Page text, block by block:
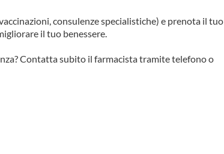
consulenze specialistiche) e prenota il tuo
il tuo benessere.
Contatta subito il farmacista tramite telefono o